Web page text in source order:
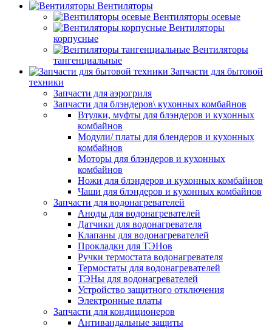
Вентиляторы
Вентиляторы осевые
Вентиляторы
корпусные
Вентиляторы
тангенциальные
Запчасти для бытовой
техники
Запчасти для аэрогриля
Запчасти для блэндеров\ кухонных комбайнов
Втулки, муфты для блэндеров и кухонных
комбайнов
Модули/ платы для блендеров и кухонных
комбайнов
Моторы для блэндеров и кухонных
комбайнов
Ножи для блэндеров и кухонных комбайнов
Чаши для блэндеров и кухонных комбайнов
Запчасти для водонагревателей
Аноды для водонагревателей
Датчики для водонагревателя
Клапаны для водонагревателей
Прокладки для ТЭНов
Ручки термостата водонагревателя
Термостаты для водонагревателей
ТЭНы для водонагревателей
Устройство защитного отключения
Электронные платы
Запчасти для кондиционеров
Антивандальные защиты